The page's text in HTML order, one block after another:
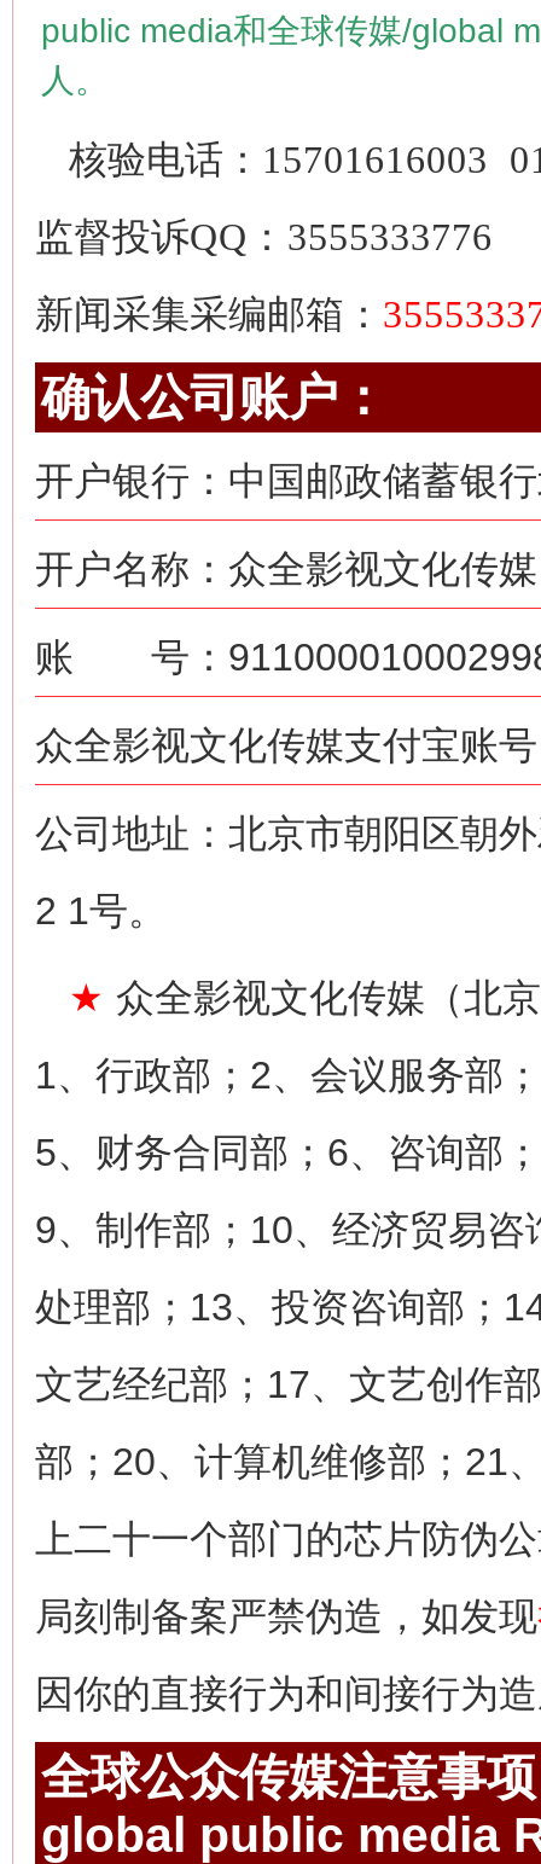
public media和全球传媒/global
人。
核验电话： 15701616003
监督投诉QQ：3555333776
新闻采集采编邮箱：
确认公司账户：
开户银行：中国邮政储蓄银
开户名称：众全影视文化传
账 号：
众全影视文化传媒支付宝账
公司地址：北京市朝阳区朝
2 1号。
★ 众全影视文化传媒（北
1、行政部；2、会议服务部
5、财务合同部；6、咨询部
9、制作部；10、经济贸易
处理部；13、投资咨询部；
文艺经纪部；17、文艺创作
部；20、计算机维修部；21
上二十一个部门的芯片防伪
局刻制备案严禁伪造，如发现
因你的直接行为和间接行为
全球公众传媒注意事
global public media